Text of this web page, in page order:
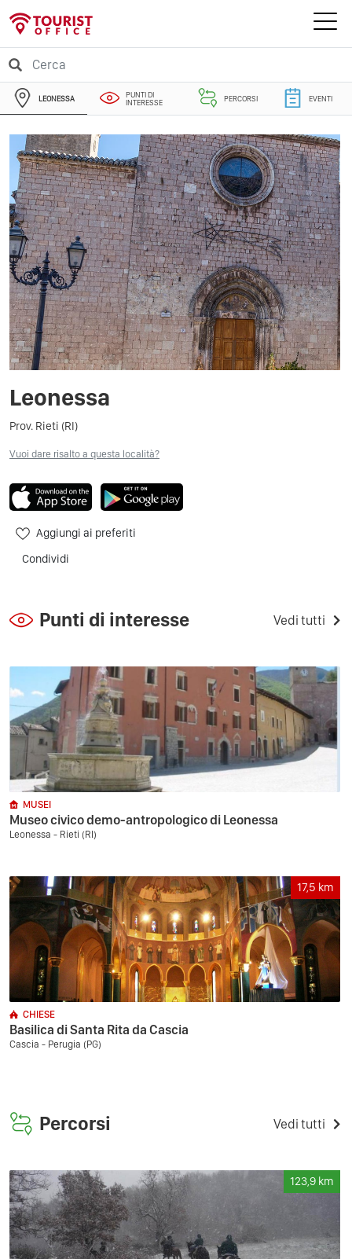
LEONESSA
PUNTI DI
INTERESSE
PERCORSI EVENTI
Leonessa
Prov. Rieti (RI)
Vuoi dare risalto a questa località?
Aggiungi ai preferiti
Condividi
Punti di interesse Vedi tutti
MUSEI
Museo civico demo-antropologico di Leonessa
Leonessa - Rieti (RI)
17,5 km
CHIESE
Basilica di Santa Rita da Cascia
Cascia - Perugia (PG)
Percorsi Vedi tutti
123,9 km